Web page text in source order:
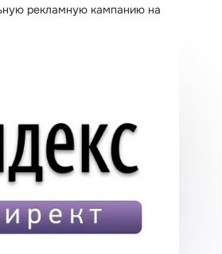
рекламную кампанию на